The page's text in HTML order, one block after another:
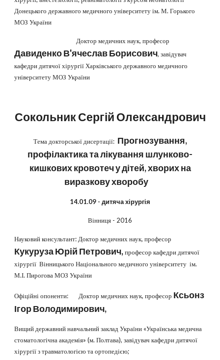
Донецького державного медичного університету ім. М. Горького
МОЗ України
Доктор медичних наук, професор
Давиденко В'ячеслав Борисович, завідувач
кафедри дитячої хірургії Харківського державного медичного
університету МОЗ України
Сокольник Сергій Олександрович
Тема докторської дисертації: Прогнозування,
профілактика та лікування шлунково-
кишкових кровотеч у дітей, хворих на
виразкову хворобу
14.01.09 - дитяча хірургія
Вінниця - 2016
Науковий консультант: Доктор медичних наук, професор
Кукуруза Юрій Петрович,професор кафедри дитячої
хірургії Вінницького Національного медичного університету ім.
М.І. Пирогова МОЗ України
Офіційні опоненти: Доктор медичних наук, професор Ксьонз
Ігор Володимирович,
Вищий державний навчальний заклад України «Українська медична
стоматологічна академія» (м. Полтава), завідувач кафедри дитячої
хірургії з травматологією та ортопедією;